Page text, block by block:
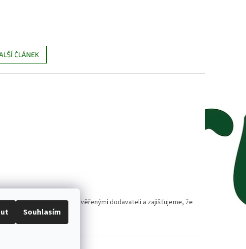
Souhlasím
ČLÁNEK
🐛. Spolupracujeme s prověřenými dodavateli a zajišťujeme, že